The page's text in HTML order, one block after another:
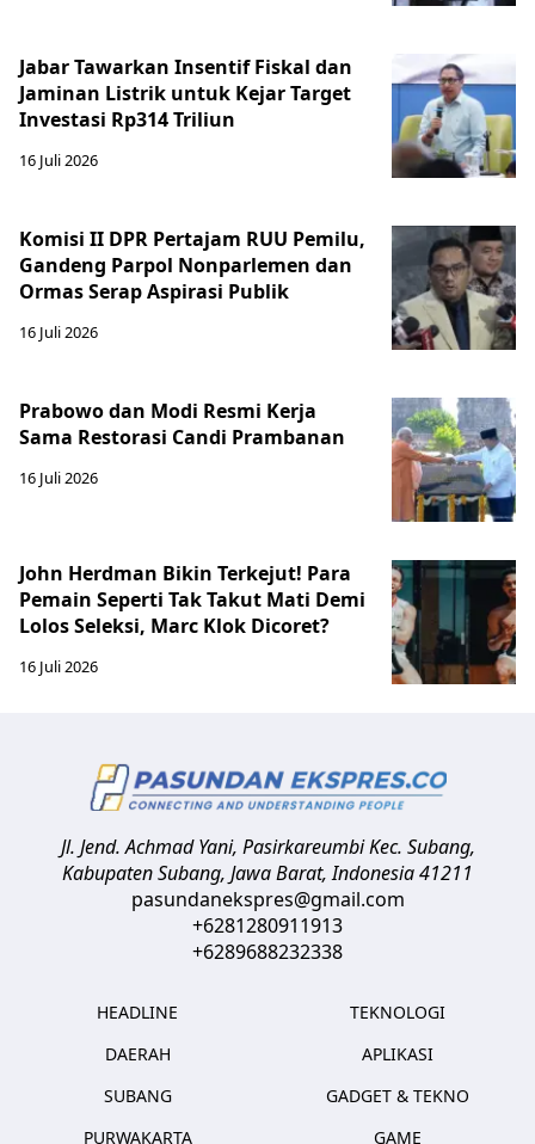
Jabar Tawarkan Insentif Fiskal dan
Jaminan Listrik untuk Kejar Target
Investasi Rp314 Triliun
16 Juli 2026
Komisi II DPR Pertajam RUU Pemilu,
Gandeng Parpol Nonparlemen dan
Ormas Serap Aspirasi Publik
16 Juli 2026
Prabowo dan Modi Resmi Kerja
Sama Restorasi Candi Prambanan
16 Juli 2026
John Herdman Bikin Terkejut! Para
Pemain Seperti Tak Takut Mati Demi
Lolos Seleksi, Marc Klok Dicoret?
16 Juli 2026
Jl. Jend. Achmad Yani, Pasirkareumbi Kec. Subang,
Kabupaten Subang, Jawa Barat,Indonesia41211
pasundanekspres@gmail.com
+6281280911913
+6289688232338
HEADLINE
DAERAH
SUBANG
PURWAKARTA
TEKNOLOGI
APLIKASI
GADGET & TEKNO
GAME